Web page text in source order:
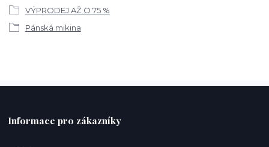
VÝPRODEJ AŽ O 75 %
Pánská mikina
Informace pro zákazníky